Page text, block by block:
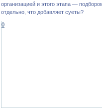
организацией и этого этапа —
отдельно, что добавляет суеты?
0